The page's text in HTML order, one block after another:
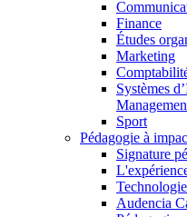
Finance
Études
Marketing
Systèmes
Sport
Pédagogie à
Signature
Audencia